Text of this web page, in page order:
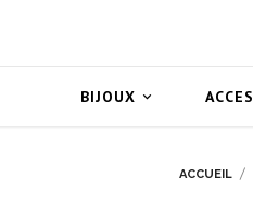

BIJOUX
ACCUEIL